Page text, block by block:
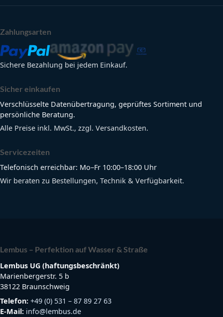
Zahlungsarten
Sichere Bezahlung bei jedem Einkauf.
Sicher einkaufen
Verschlüsselte Datenübertragung, geprüftes Sortiment und
persönliche Beratung.
Alle Preise inkl. MwSt., zzgl. Versandkosten.
Servicezeiten
Telefonisch erreichbar: Mo–Fr 10:00–18:00 Uhr
Wir beraten zu Bestellungen, Technik & Verfügbarkeit.
Lembus – Perfektion auf Wasser & Straße
Lembus UG (haftungsbeschränkt)
Marienbergerstr. 5 b
38122 Braunschweig
Telefon: +49 (0) 531 – 87 89 27 63
E-Mail: info@lembus.de